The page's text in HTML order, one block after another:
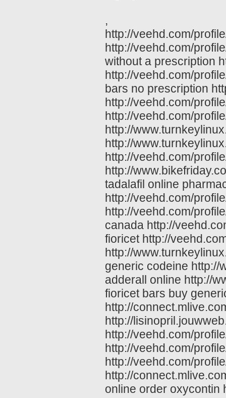
,
http://veehd.com/
http://veehd.com/
without a prescription
http://veehd.com/
bars no prescription
http://veehd.com/
http://veehd.com/
http://
http://
http://veehd.com/
http://
tadalafil online
http://veehd.com/
http://veehd.com/
canada http://
fioricet http://
http://
generic codeine http://
adderall online http://
fioricet bars buy
http://
http://
http://veehd.com/
http://veehd.com/
http://veehd.com/
http://
online order oxycontin